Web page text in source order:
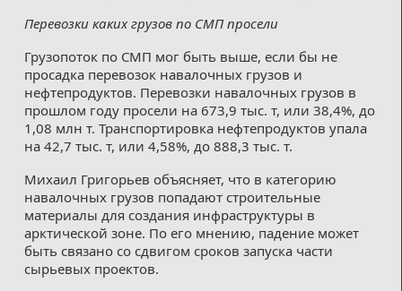
Перевозки каких грузов по СМП просели
Грузопоток по СМП мог быть выше, если бы не
просадка перевозок навалочных грузов и
нефтепродуктов. Перевозки навалочных грузов в
прошлом году просели на 673,9 тыс. т, или 38,4%, до
1,08 млн т. Транспортировка нефтепродуктов упала
на 42,7 тыс. т, или 4,58%, до 888,3 тыс. т.
Михаил Григорьев объясняет, что в категорию
навалочных грузов попадают строительные
материалы для создания инфраструктуры в
арктической зоне. По его мнению, падение может
быть связано со сдвигом сроков запуска части
сырьевых проектов.